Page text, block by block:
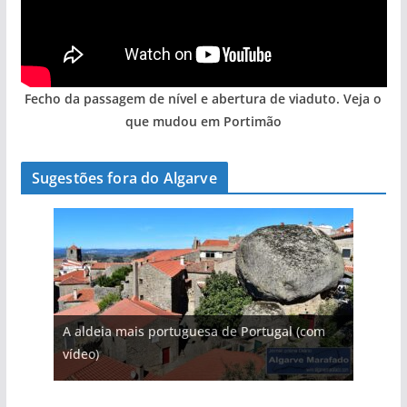
Fecho da passagem de nível e abertura de viaduto. Veja o
que mudou em Portimão
Sugestões fora do Algarve
A aldeia mais portuguesa de Portugal (com
vídeo)
A piscina natural com cascata
As portas do rio Tejo (com vídeo)